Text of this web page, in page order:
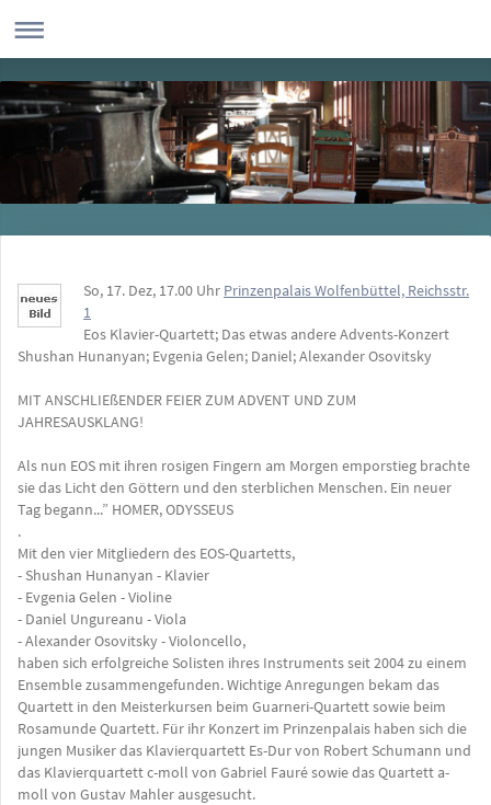
So, 17. Dez, 17.00 Uhr Prinzenpalais Wolfenbüttel, Reichsstr.
1
Eos Klavier-Quartett; Das etwas andere Advents-Konzert
Shushan Hunanyan; Evgenia Gelen; Daniel; Alexander Osovitsky
MIT ANSCHLIEßENDER FEIER ZUM ADVENT UND ZUM
JAHRESAUSKLANG!
Als nun EOS mit ihren rosigen Fingern am Morgen emporstieg brachte
sie das Licht den Göttern und den sterblichen Menschen. Ein neuer
Tag begann...” HOMER, ODYSSEUS
.
Mit den vier Mitgliedern des EOS-Quartetts,
- Shushan Hunanyan - Klavier
- Evgenia Gelen - Violine
- Daniel Ungureanu - Viola
- Alexander Osovitsky - Violoncello,
haben sich erfolgreiche Solisten ihres Instruments seit 2004 zu einem
Ensemble zusammengefunden. Wichtige Anregungen bekam das
Quartett in den Meisterkursen beim Guarneri-Quartett sowie beim
Rosamunde Quartett. Für ihr Konzert im Prinzenpalais haben sich die
jungen Musiker das Klavierquartett Es-Dur von Robert Schumann und
das Klavierquartett c-moll von Gabriel Fauré sowie das Quartett a-
moll von Gustav Mahler ausgesucht.